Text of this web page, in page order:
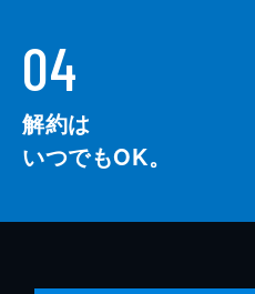
04
解約は
いつでもOK。